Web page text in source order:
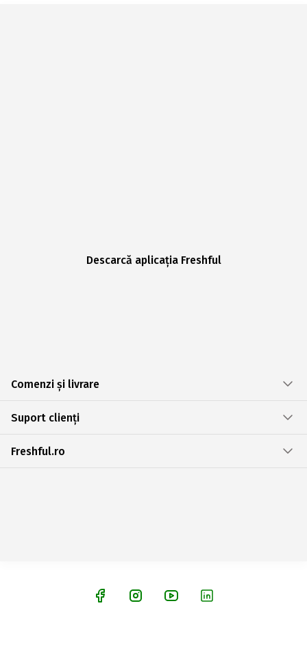
Descarcă aplicația Freshful
Comenzi și livrare
Suport clienți
Freshful.ro